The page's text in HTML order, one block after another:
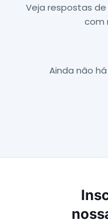
Veja respostas
com
Ainda não